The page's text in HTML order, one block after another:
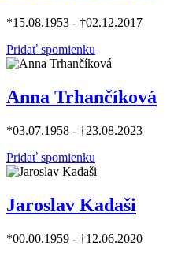
*15.08.1953 - †02.12.2017
Pridať spomienku
Anna Trhančíková
*03.07.1958 - †23.08.2023
Pridať spomienku
Jaroslav Kadaši
*00.00.1959 - †12.06.2020